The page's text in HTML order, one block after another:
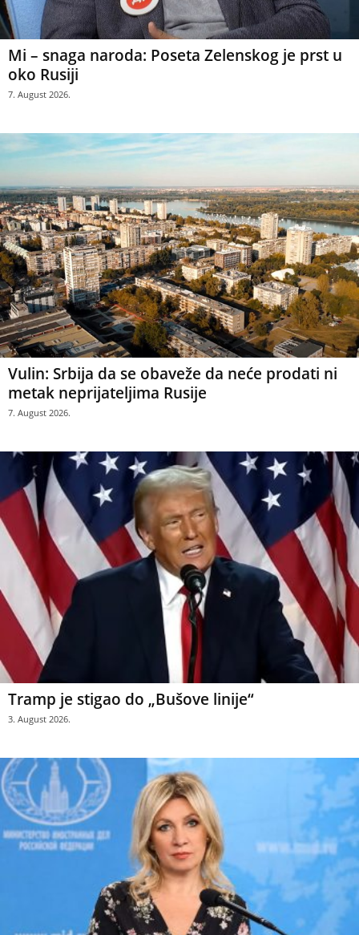
Mi – snaga naroda: Poseta Zelenskog je prst u
oko Rusiji
7. August 2026.
Vulin: Srbija da se obaveže da neće prodati ni
metak neprijateljima Rusije
7. August 2026.
Tramp je stigao do „Bušove linije“
3. August 2026.